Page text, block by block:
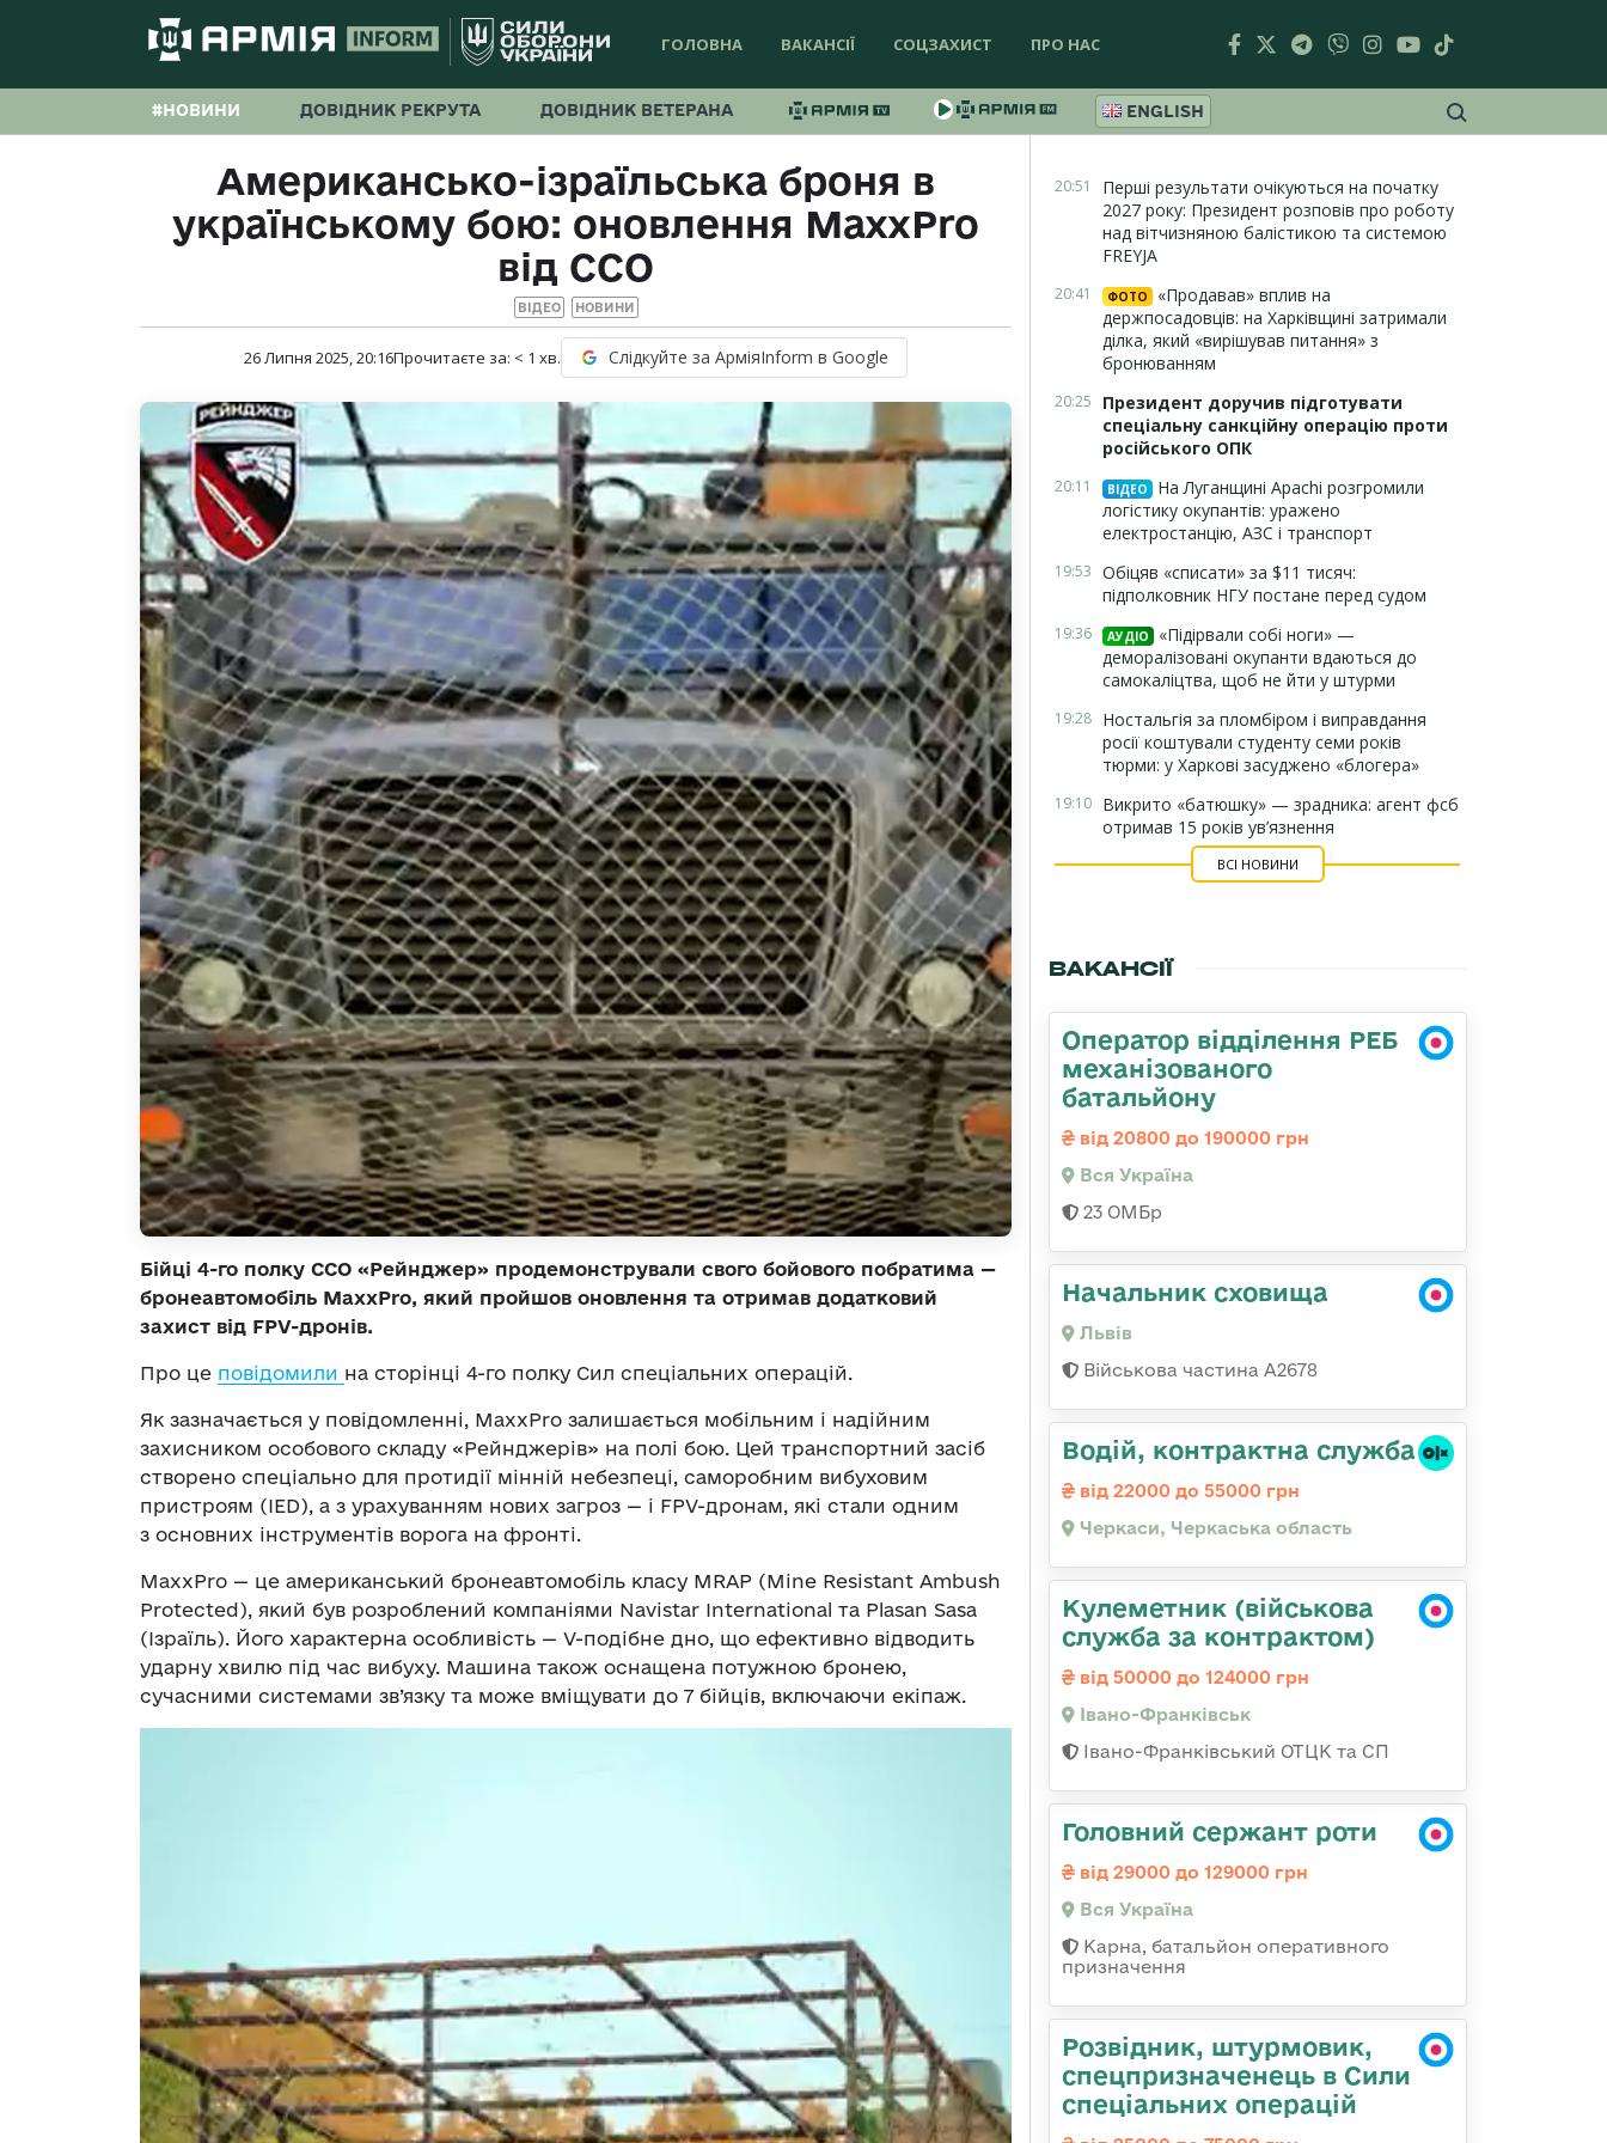
ГОЛОВНА ВАКАНСІЇ СОЦЗАХИСТ ПРО НАС
#НОВИНИ ДОВІДНИК РЕКРУТА ДОВІДНИК ВЕТЕРАНА ENGLISH
Американсько-ізраїльська броня в
українському бою: оновлення MaxxPro
від ССО
ВІДЕО НОВИНИ
26 Липня 2025, 20:16Прочитаєте за: < 1 хв. Слідкуйте за АрміяInform в Google
Бійці 4-го полку ССО «Рейнджер» продемонстрували свого бойового побратима —
бронеавтомобіль MaxxPro, який пройшов оновлення та отримав додатковий
захист від FPV-дронів.
Про це повідомили на сторінці 4-го полку Сил спеціальних операцій.
Як зазначається у повідомленні, MaxxPro залишається мобільним і надійним
захисником особового складу «Рейнджерів» на полі бою. Цей транспортний засіб
створено спеціально для протидії мінній небезпеці, саморобним вибуховим
пристроям (IED), а з урахуванням нових загроз — і FPV-дронам, які стали одним
з основних інструментів ворога на фронті.
MaxxPro — це американський бронеавтомобіль класу MRAP (Mine Resistant Ambush
Protected), який був розроблений компаніями Navistar International та Plasan Sasa
(Ізраїль). Його характерна особливість — V-подібне дно, що ефективно відводить
ударну хвилю під час вибуху. Машина також оснащена потужною бронею,
сучасними системами зв’язку та може вміщувати до 7 бійців, включаючи екіпаж.
20:51
Перші результати очікуються на початку
2027 року: Президент розповів про роботу
над вітчизняною балістикою та системою
FREYJA
20:41 ФОТО
«Продавав» вплив на
держпосадовців: на Харківщині затримали
ділка, який «вирішував питання» з
бронюванням
20:25
Президент доручив підготувати
спеціальну санкційну операцію проти
російського ОПК
20:11 ВІДЕО
На Луганщині Apachi розгромили
логістику окупантів: уражено
електростанцію, АЗС і транспорт
19:53 Обіцяв «списати» за $11 тисяч:
підполковник НГУ постане перед судом
19:36 АУДІО
«Підірвали собі ноги» —
деморалізовані окупанти вдаються до
самокаліцтва, щоб не йти у штурми
19:28 Ностальгія за пломбіром і виправдання
росії коштували студенту семи років
тюрми: у Харкові засуджено «блогера»
19:10 Викрито «батюшку» — зрадника: агент фсб
отримав 15 років ув’язнення
ВСІ НОВИНИ
ВАКАНСІЇ
Оператор відділення РЕБ
механізованого
батальйону
від 20800 до 190000 грн
Вся Україна
23 ОМБр
Начальник сховища
Львів
Військова частина А2678
Водій, контрактна служба
від 22000 до 55000 грн
Черкаси, Черкаська область
Кулеметник (військова
служба за контрактом)
від 50000 до 124000 грн
Івано-Франківськ
Івано-Франківський ОТЦК та СП
Головний сержант роти
від 29000 до 129000 грн
Вся Україна
Карна, батальйон оперативного
призначення
Розвідник, штурмовик,
спецпризначенець в Сили
спеціальних операцій